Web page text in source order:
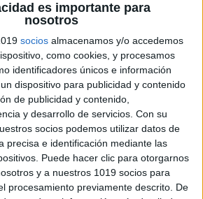
es importante para
nosotros
socios almacenamos y/o accedemos
como cookies, y procesamos
identificadores únicos e información
dispositivo para publicidad y contenido
de publicidad y contenido,
y desarrollo de servicios. Con su
socios podemos utilizar datos de
precisa e identificación mediante las
Puede hacer clic para otorgarnos
y a nuestros 1019 socios para
procesamiento previamente descrito. De
funciones ejecutivas
espacial
2023
son un conjunto de
que nos permiten planificar,
ejecutar nuestras acciones en